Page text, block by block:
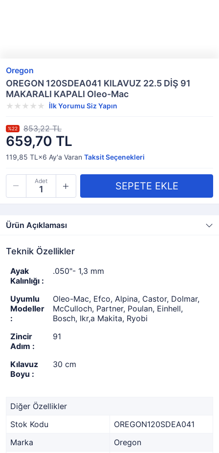
Oregon
OREGON 120SDEA041 KILAVUZ 22.5 DİŞ 91
MAKARALI KAPALI Oleo-Mac
İlk Yorumu Siz Yapın
659,70 TL
%22 853,22 TL
119,85 TL×6 Ay'a Varan Taksit Seçenekleri
Adet
Ürün Açıklaması
Teknik Özellikler
Ayak
Kalınlığı :
.050"- 1,3 mm
Uyumlu
Modeller
:
Oleo-Mac, Efco, Alpina, Castor, Dolmar,
McCulloch, Partner, Poulan, Einhell,
Bosch, Ikr,a Makita, Ryobi
Zincir
Adım :
91
Kılavuz
Boyu :
30 cm
Diğer Özellikler
Stok Kodu
OREGON120SDEA041
Marka
Oregon